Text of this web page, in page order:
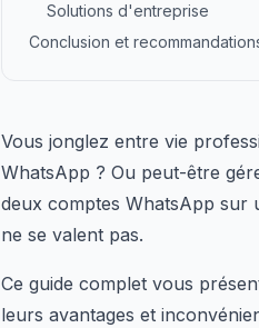
Solutions d'entreprise
Conclusion et
Vous jonglez entre vie
WhatsApp ? Ou peut-être
deux comptes WhatsApp sur
ne se valent pas.
Ce guide complet vous
leurs avantages et